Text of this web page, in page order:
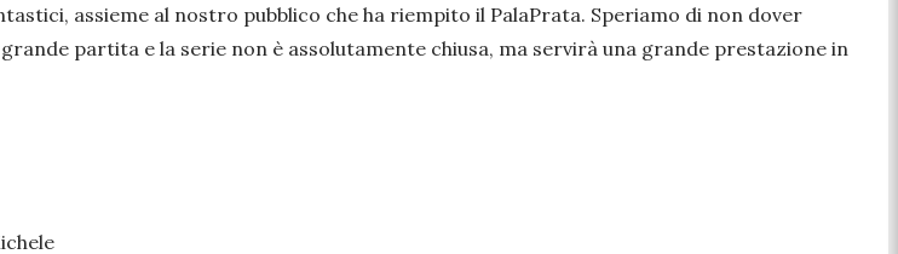
assieme al nostro pubblico che ha riempito il PalaPrata. Speriamo di non dover
partita e la serie non è assolutamente chiusa, ma servirà una grande prestazione in